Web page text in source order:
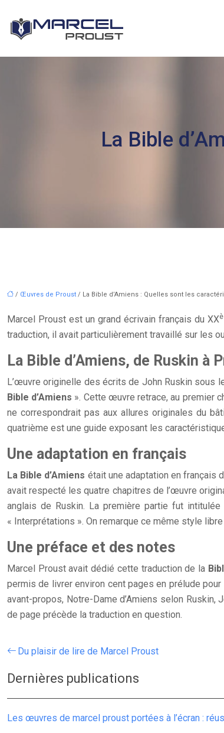
La Bible
/ Œuvres de Proust / La Bible d’Amiens : Quelles sont les
Marcel Proust est un grand écrivain français du XXè
traduction, il avait particulièrement travaillé sur les
La Bible d’Amiens, de Ruskin à
L’œuvre originelle des écrits de John Ruskin sous
Bible d’Amiens ». Cette œuvre retrace, au premier
ne correspondrait pas aux allures originales du
quatrième est une guide exposant les
Une adaptation en français
La Bible d’Amiens était une adaptation en français
avait respecté les quatre chapitres de l’œuvre
anglais de Ruskin. La première partie fut
« Interprétations ». On remarque ce même style
Une préface et des notes
Marcel Proust avait dédié cette traduction de la
permis de livrer environ cent pages en prélude
avant-propos, Notre-Dame d’Amiens selon
de page précède la traduction en question.
Du plaisir de lire de Marcel Proust
Dernières publications
Les œuvres de marcel proust portées à l’écran :